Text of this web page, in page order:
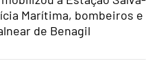
Marítima, bombeiros e
de Benagil